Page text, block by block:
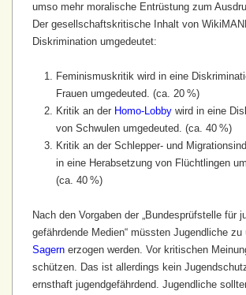
umso mehr moralische Entrüstung zum
Der gesellschafts­kritische Inhalt von
Diskrimination umgedeutet:
Feminismuskritik wird in eine
Frauen umgedeuted. (ca. 20 %)
Kritik an der Homo-Lobby wird in eine
von Schwulen umgedeuted. (ca. 40 %)
Kritik an der Schlepper- und
in eine Herabsetzung von Flüchtlingen
(ca. 40 %)
Nach den Vorgaben der „Bundes­prüfstelle für
gefährdende Medien“ müssten Jugendliche
Sagern erzogen werden. Vor kritischen
schützen. Das ist allerdings kein
ernsthaft jugend­gefährdend. Jugendliche